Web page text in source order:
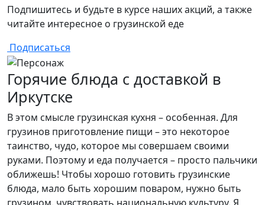
Подпишитесь и будьте в курсе наших акций, а также
читайте интересное о грузинской еде
Подписаться
Горячие блюда с доставкой в
Иркутске
В этом смысле грузинская кухня – особенная. Для
грузинов приготовление пищи – это некоторое
таинство, чудо, которое мы совершаем своими
руками. Поэтому и еда получается – просто пальчики
оближешь! Чтобы хорошо готовить грузинские
блюда, мало быть хорошим поваром, нужно быть